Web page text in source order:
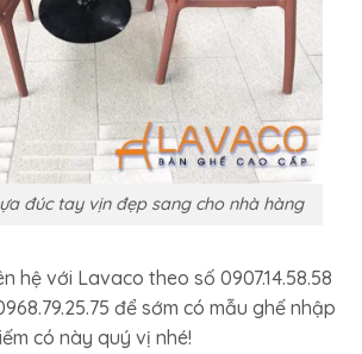
đúc tay vịn đẹp sang cho nhà hàng
hệ với Lavaco theo số 0907.14.58.58
để sớm có mẫu ghế nhập
có này quý vị nhé!